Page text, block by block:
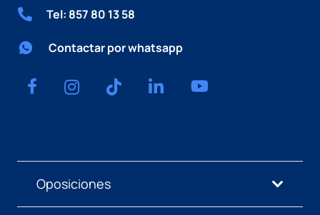
Tel: 857 80 13 58
Contactar por whatsapp
Oposiciones